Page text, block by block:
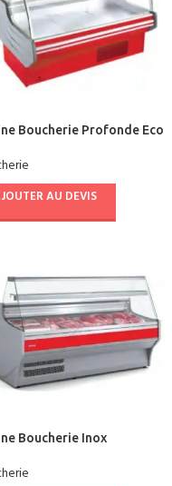
Boucherie Profonde Eco
AU DEVIS
Boucherie Inox